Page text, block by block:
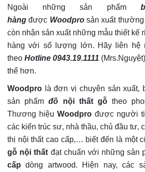
Ngoài những sản phẩm
hàngđược Woodprosản xuất thường
còn nhận sản xuất những mẫu thiết kế
hàng với số lượng lớn. Hãy liên hệ
theo Hotline 0943.19.1111
thể hơn.
Woodpro là đơn vị chuyên sản xuất,
sản phẩmđồ nội thất gỗtheo
Thương hiệu Woodpro được người
các kiến trúc sư, nhà thầu, chủ đầu tư,
thị nội thất cao cấp,… biết đến là một
gỗ nội thất đạt chuẩn với những sản
cấp dòng artwood. Hiện nay, các